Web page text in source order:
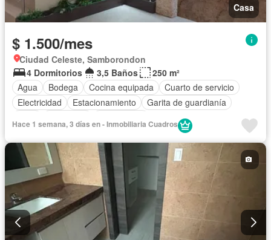
Casa
$ 1.500/mes
Ciudad Celeste, Samborondon
4 Dormitorios
3,5 Baños
250 m²
Agua
Bodega Cocina equipada
Cuarto de servicio
Electricidad
Estacionamiento
Garita de guardianía
Hace 1 semana, 3 días en - Inmobiliaria Cuadros